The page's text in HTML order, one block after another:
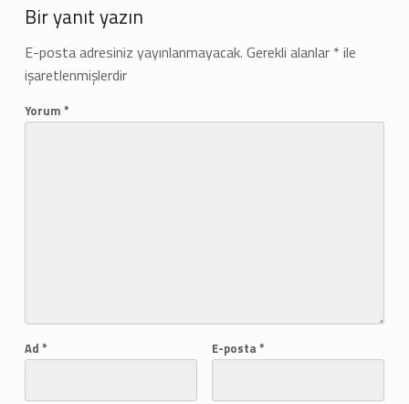
Bir yanıt yazın
E-posta adresiniz yayınlanmayacak. Gerekli alanlar * ile
işaretlenmişlerdir
Yorum *
Ad * E-posta*